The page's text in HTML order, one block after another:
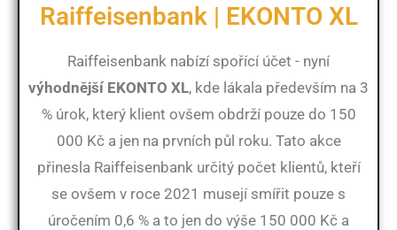
Raiffeisenbank | EKONTO XL
Raiffeisenbank nabízí spořící účet - nyní
výhodnější EKONTO XL, kde lákala především na 3
% úrok, který klient ovšem obdrží pouze do 150
000 Kč a jen na prvních půl roku. Tato akce
přinesla Raiffeisenbank určitý počet klientů, kteří
se ovšem v roce 2021 musejí smířit pouze s
úročením 0,6 % a to jen do výše 150 000 Kč a